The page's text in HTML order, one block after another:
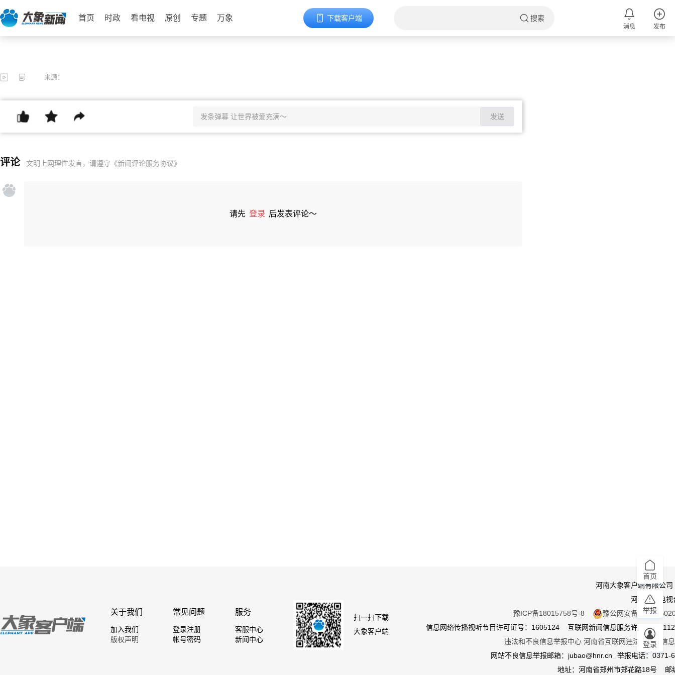
首页 时政 看电视 原创 专题 万象 下载客户端 搜索
消息 发布
来源：
发送
评论 文明上网理性发言，请遵守 《新闻评论服务协议》
请先 登录 后发表评论～
关于我们
加入我们
版权声明
常见问题
登录注册
帐号密码
服务
客服中心
新闻中心
扫一扫下载
大象客户端
河南大象客户端有限公司
河南广播电视
豫ICP备18015758号-8
豫公网安备
信息网络传播视听节目许可证号：1605124 互联网新闻信息服务许可证：
违法和不良信息举报中心 河南省互联网违法和不良信
网站不良信息举报邮箱：jubao@hnr.cn
举报电话：0371-
地址：河南省郑州市郑花路18号 邮
首页
举报
登录